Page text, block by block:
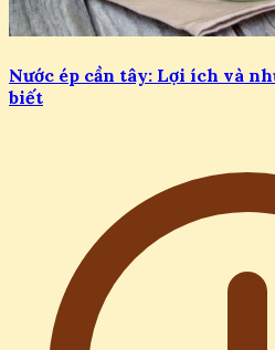
Nước ép cần tây: Lợi ích và
biết